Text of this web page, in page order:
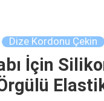
Dize Kordonu Çekin
İçin